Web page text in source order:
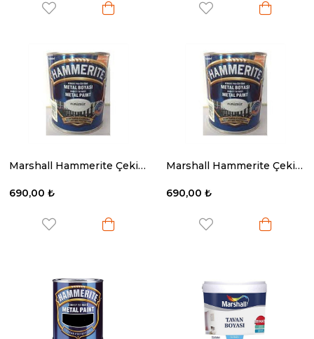
Marshall Hammerite Çekiçlenmiş Metal Boyası Düz Beyaz 0.75 Lt.
690,00 ₺
Marshall Hammerite Çekiçlenmiş Metal Boyası Gümüş 0.75 Lt
690,00 ₺